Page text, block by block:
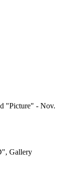
"Picture" - Nov.
Gallery